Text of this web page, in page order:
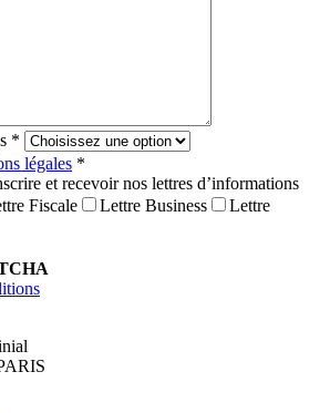
*
légales *
et recevoir nos lettres d’informations
Fiscale Lettre Business
Lettre